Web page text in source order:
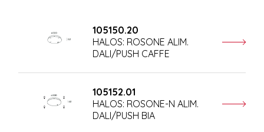
105150.20
HALOS: ROSONE ALIM.
DALI/PUSH CAFFE
105152.01
HALOS: ROSONE-N ALIM.
DALI/PUSH BIA